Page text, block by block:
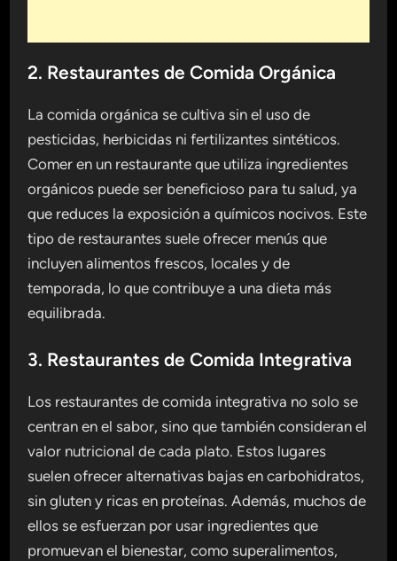
2. Restaurantes de Comida Orgánica
La comida orgánica se cultiva sin el uso de
pesticidas, herbicidas ni fertilizantes sintéticos.
Comer en un restaurante que utiliza ingredientes
orgánicos puede ser beneficioso para tu salud, ya
que reduces la exposición a químicos nocivos. Este
tipo de restaurantes suele ofrecer menús que
incluyen alimentos frescos, locales y de
temporada, lo que contribuye a una dieta más
equilibrada.
3. Restaurantes de Comida Integrativa
Los restaurantes de comida integrativa no solo se
centran en el sabor, sino que también consideran el
valor nutricional de cada plato. Estos lugares
suelen ofrecer alternativas bajas en carbohidratos,
sin gluten y ricas en proteínas. Además, muchos de
ellos se esfuerzan por usar ingredientes que
promuevan el bienestar, como superalimentos,